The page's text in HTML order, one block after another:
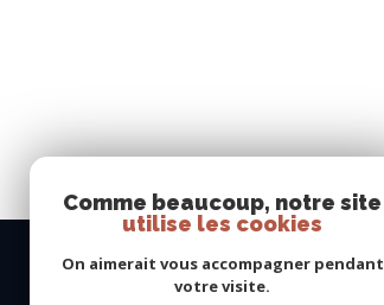
VMA IMMO
Comme beaucoup, notre site
utilise les cookies
On aimerait vous accompagner pendant
votre visite.